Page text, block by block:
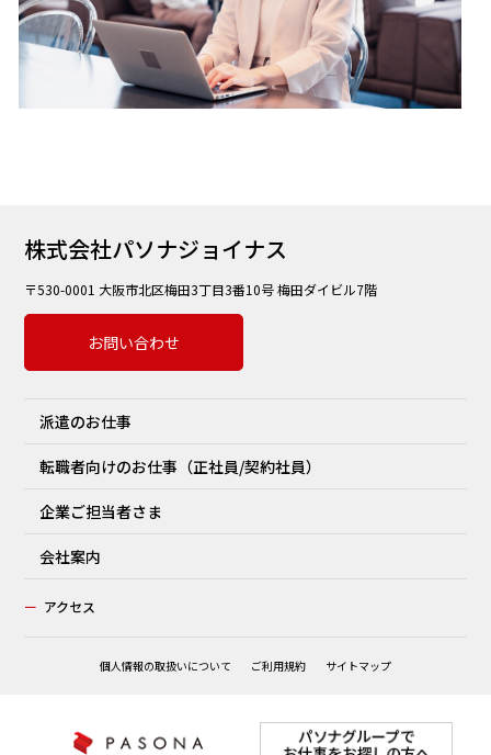
株式会社パソナジョイナス
〒530-0001 大阪市北区梅田3丁目3番10号 梅田ダイビル7階
お問い合わせ
派遣のお仕事
転職者向けのお仕事（正社員/契約社員）
企業ご担当者さま
会社案内
ー アクセス
個人情報の取扱いについて ご利用規約 サイトマップ